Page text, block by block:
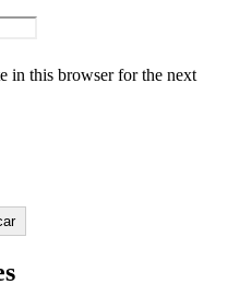
in this browser for the next